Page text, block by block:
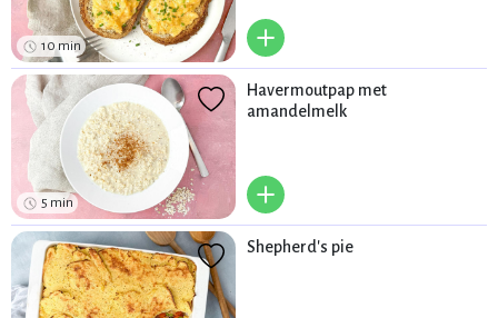
10 min +
5 min
Havermoutpap met
amandelmelk
+
Shepherd's pie